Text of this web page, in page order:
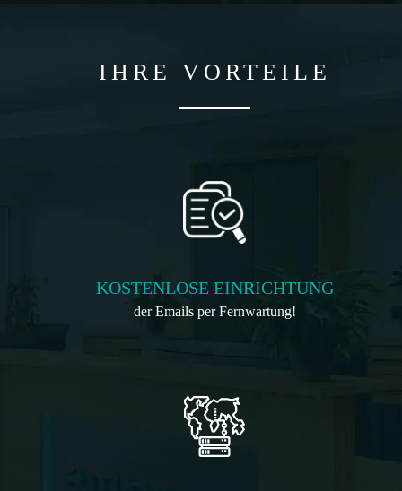
IHRE VORTEILE
KOSTENLOSE EINRICHTUNG
der Emails per Fernwartung!